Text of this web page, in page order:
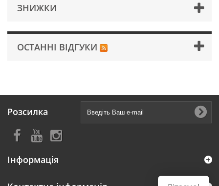
ЗНИЖКИ
ОСТАННІ ВІДГУКИ
Розсилка
Інформація